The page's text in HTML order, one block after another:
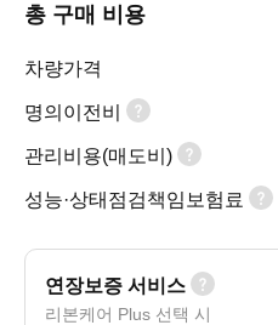
총 구매 비용
차량가격
명의이전비
관리비용(매도비)
성능·상태점검책임보험료
연장보증 서비스
리본케어 Plus 선택 시